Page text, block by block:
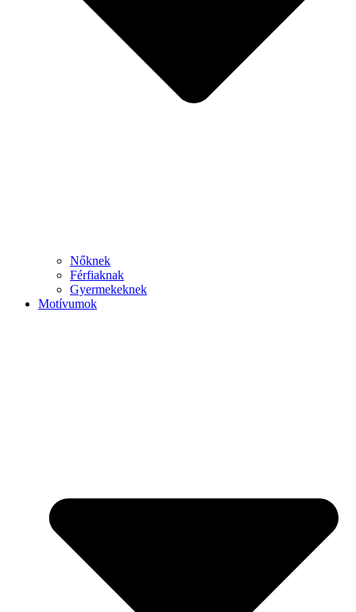
Nőknek
Férfiaknak
Gyermekeknek
Motívumok